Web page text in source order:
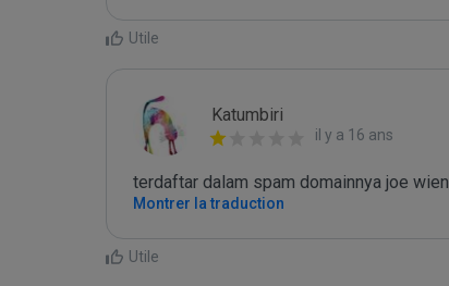
Utile
Katumbiri
il y a 16 ans
terdaftar dalam spam domainnya joe wien
Montrer la traduction
Utile